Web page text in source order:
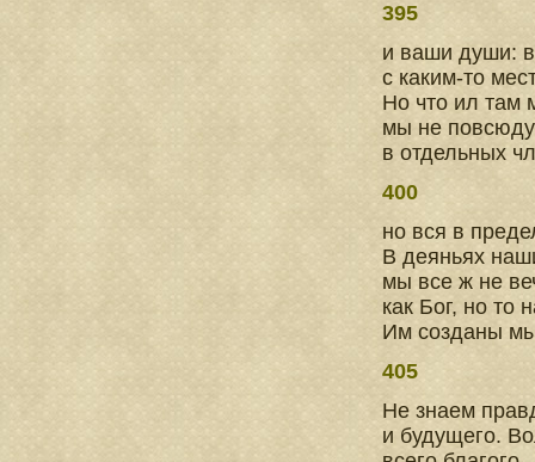
395
и ваши души: в
с каким-то
Но что ил там
мы не
в отдельных
400
но вся в
В деяньях
мы все ж не
как Бог, но то
Им созданы
405
Не знаем
и будущего.